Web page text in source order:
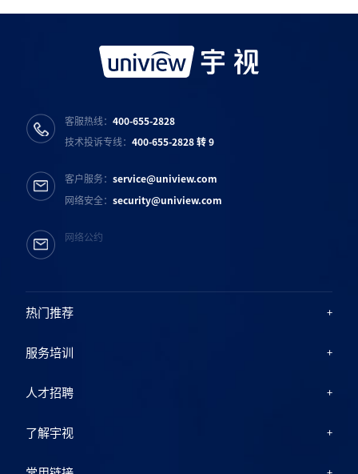
热门推荐
服务培训
人才招聘
了解宇视
客服热线：400-655-2828
技术投诉专线：400-655-2828 转 9
客户服务：service@uniview.com
网络安全：security@uniview.com
网络公约